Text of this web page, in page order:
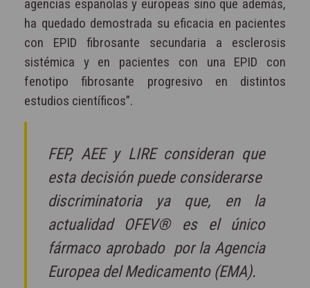
agencias españolas y europeas sino que además,
ha quedado demostrada su eficacia en pacientes
con EPID fibrosante secundaria a esclerosis
sistémica y en pacientes con una EPID con
fenotipo fibrosante progresivo en distintos
estudios científicos”.
FEP, AEE y LIRE consideran que
esta decisión puede considerarse
discriminatoria ya que, en la
actualidad OFEV® es el único
fármaco aprobado por la Agencia
Europea del Medicamento (EMA).